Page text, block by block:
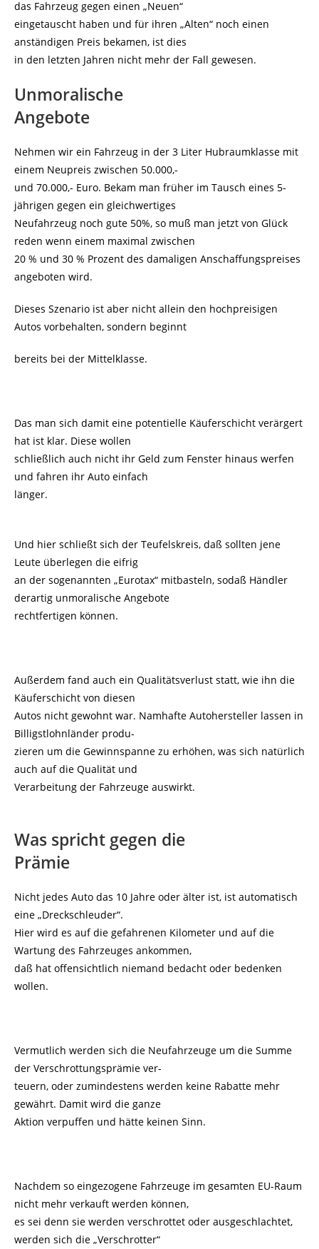
das Fahrzeug gegen einen „Neuen“
eingetauscht haben und für ihren „Alten“ noch einen
anständigen Preis bekamen, ist dies
in den letzten Jahren nicht mehr der Fall gewesen.
Unmoralische
Angebote
Nehmen wir ein Fahrzeug in der 3 Liter Hubraumklasse mit
einem Neupreis zwischen 50.000,-
und 70.000,- Euro. Bekam man früher im Tausch eines 5-
jährigen gegen ein gleichwertiges
Neufahrzeug noch gute 50%, so muß man jetzt von Glück
reden wenn einem maximal zwischen
20 % und 30 % Prozent des damaligen Anschaffungspreises
angeboten wird.
Dieses Szenario ist aber nicht allein den hochpreisigen
Autos vorbehalten, sondern beginnt
bereits bei der Mittelklasse.
Das man sich damit eine potentielle Käuferschicht verärgert
hat ist klar. Diese wollen
schließlich auch nicht ihr Geld zum Fenster hinaus werfen
und fahren ihr Auto einfach
länger.
Und hier schließt sich der Teufelskreis, daß sollten jene
Leute überlegen die eifrig
an der sogenannten „Eurotax“ mitbasteln, sodaß Händler
derartig unmoralische Angebote
rechtfertigen können.
Außerdem fand auch ein Qualitätsverlust statt, wie ihn die
Käuferschicht von diesen
Autos nicht gewohnt war. Namhafte Autohersteller lassen in
Billigstlohnländer produ-
zieren um die Gewinnspanne zu erhöhen, was sich natürlich
auch auf die Qualität und
Verarbeitung der Fahrzeuge auswirkt.
Was spricht gegen die
Prämie
Nicht jedes Auto das 10 Jahre oder älter ist, ist automatisch
eine „Dreckschleuder“.
Hier wird es auf die gefahrenen Kilometer und auf die
Wartung des Fahrzeuges ankommen,
daß hat offensichtlich niemand bedacht oder bedenken
wollen.
Vermutlich werden sich die Neufahrzeuge um die Summe
der Verschrottungsprämie ver-
teuern, oder zumindestens werden keine Rabatte mehr
gewährt. Damit wird die ganze
Aktion verpuffen und hätte keinen Sinn.
Nachdem so eingezogene Fahrzeuge im gesamten EU-Raum
nicht mehr verkauft werden können,
es sei denn sie werden verschrottet oder ausgeschlachtet,
werden sich die „Verschrotter“